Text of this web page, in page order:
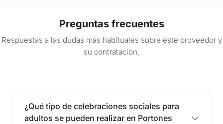
Preguntas frecuentes
Respuestas a las dudas más habituales sobre este proveedor y
su contratación.
¿Qué tipo de celebraciones sociales para
adultos se pueden realizar en Portones